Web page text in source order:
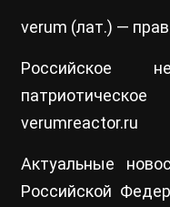
verum (лат.) —
Российское
verumreactor.ru
Актуальные
Российской